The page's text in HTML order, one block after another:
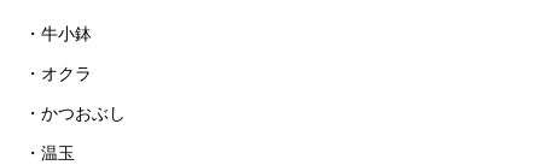
・牛小鉢
・オクラ
・かつおぶし
・温玉